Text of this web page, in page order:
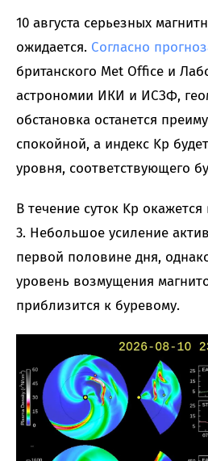
10 августа серьезных
ожидается. Согласно
британского Met Office и
астрономии ИКИ и ИСЗФ,
обстановка останется
спокойной, а индекс Kp
уровня, соответствующего
В течение суток Kp
3. Небольшое усиление
первой половине дня,
уровень возмущения
приблизится к буревому.